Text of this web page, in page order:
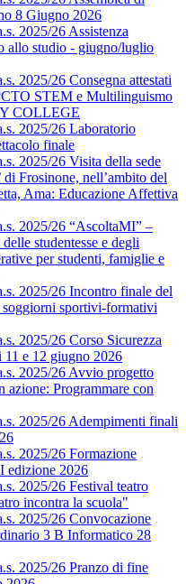
8 Giugno 2026
2025/26 Assistenza
allo studio - giugno/luglio
2025/26 Consegna attestati
STEM e Multilinguismo
COLLEGE
2025/26 Laboratorio
finale
2025/26 Visita della sede
Frosinone, nell’ambito del
Ama: Educazione Affettiva
2025/26 “AscoltaMI” –
studentesse e degli
per studenti, famiglie e
2025/26 Incontro finale del
sportivi‑formativi
2025/26 Corso Sicurezza
11 e 12 giugno 2026
2025/26 Avvio progetto
azione: Programmare con
2025/26 Adempimenti finali
2025/26 Formazione
edizione 2026
2025/26 Festival teatro
incontra la scuola"
2025/26 Convocazione
3 B Informatico 28
2025/26 Pranzo di fine